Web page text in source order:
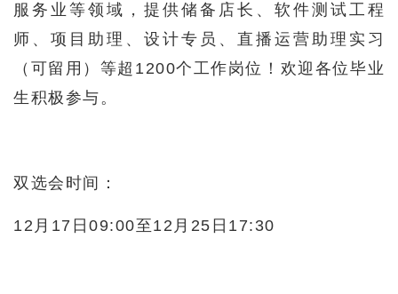
服务业等领域，提供储备店长、软件测试工程
师、项目助理、设计专员、直播运营助理实习
（可留用）等超1200个工作岗位！欢迎各位毕业
生积极参与。
双选会时间：
12月17日09:00至12月25日17:30